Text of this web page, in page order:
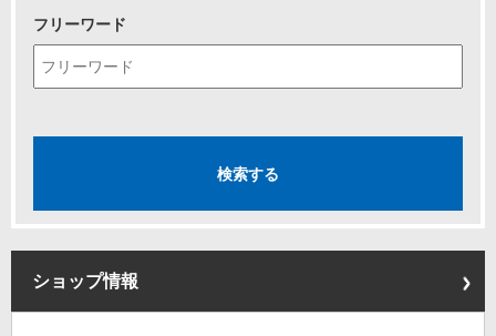
フリーワード
ショップ情報